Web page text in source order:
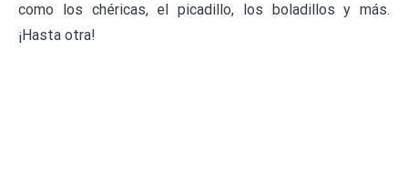
como los chéricas, el picadillo, los boladillos y más.
¡Hasta otra!